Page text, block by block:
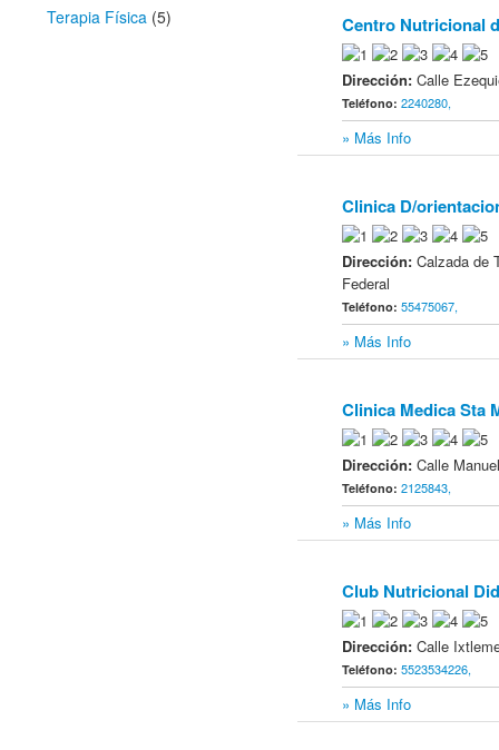
Terapia Física (5) Centro Nutricional
Dirección:Calle
Teléfono:2240280,
» Más Info
Clinica D/
Dirección:Calzada de
Federal
Teléfono:55475067,
» Más Info
Clinica Medica Sta
Dirección:Calle
Teléfono:2125843,
» Más Info
Club Nutricional
Dirección:Calle
Teléfono:5523534226,
» Más Info